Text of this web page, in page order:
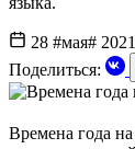
28 #мая#
Поделиться:
Времена года